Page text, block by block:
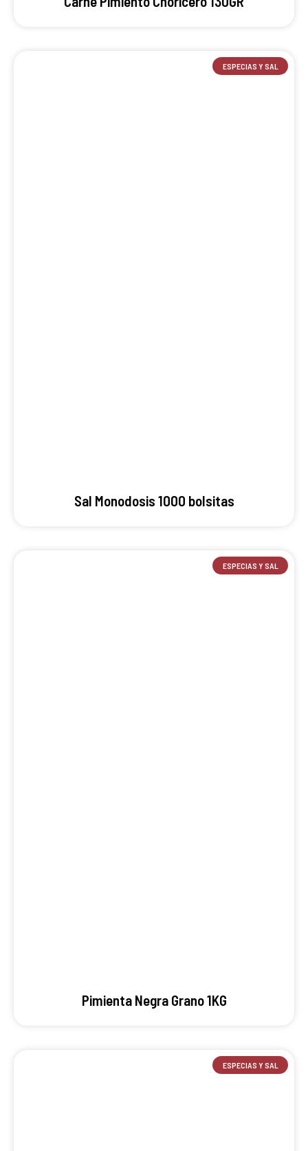
ESPECIAS Y SAL
Sal Monodosis 1000 bolsitas
ESPECIAS Y SAL
Pimienta Negra Grano 1KG
ESPECIAS Y SAL